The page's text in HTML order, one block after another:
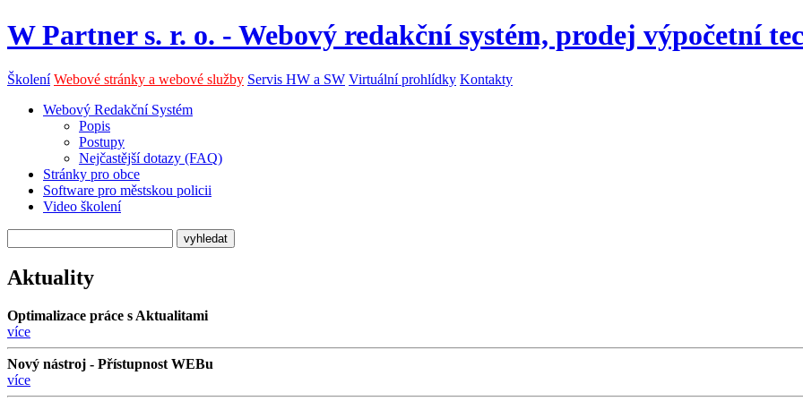
W Partner s. r. o. - Webový redakční systém, prodej výpočetní
Školení Webové stránky a webové služby Servis HW a SW Virtuální prohlídky Kontakty
Webový Redakční Systém
Popis
Postupy
Nejčastější dotazy (FAQ)
Stránky pro obce
Software pro městskou policii
Video školení
Aktuality
Optimalizace práce s Aktualitami
více
Nový nástroj - Přístupnost WEBu
více